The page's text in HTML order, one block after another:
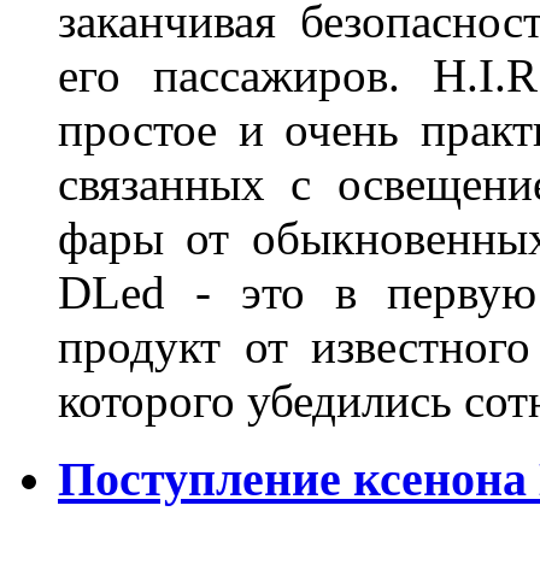
заканчивая
его пассажиров.
простое и очень
связанных с
фары от
DLed - это в первую
продукт от
которого убедились
Поступление